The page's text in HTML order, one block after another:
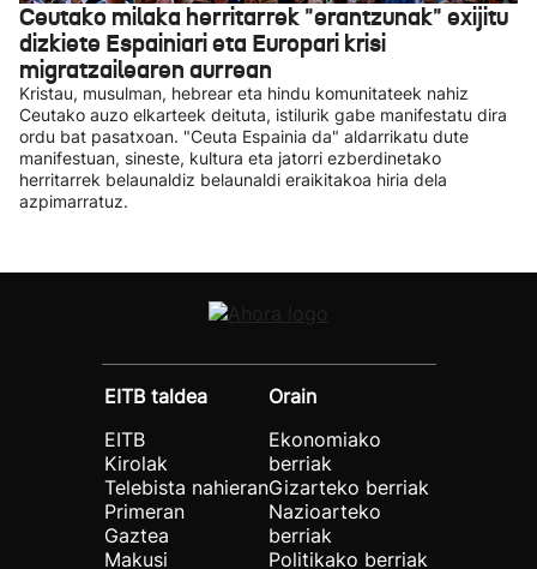
Ceutako milaka herritarrek "erantzunak" exijitu
dizkiete Espainiari eta Europari krisi
migratzailearen aurrean
Kristau, musulman, hebrear eta hindu komunitateek nahiz
Ceutako auzo elkarteek deituta, istilurik gabe manifestatu dira
ordu bat pasatxoan. "Ceuta Espainia da" aldarrikatu dute
manifestuan, sineste, kultura eta jatorri ezberdinetako
herritarrek belaunaldiz belaunaldi eraikitakoa hiria dela
azpimarratuz.
EITB taldea
EITB
Kirolak
Telebista nahieran
Primeran
Gaztea
Makusi
Orain
Ekonomiako
berriak
Gizarteko berriak
Nazioarteko
berriak
Politikako berriak